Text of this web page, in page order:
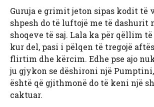
Guruja e grimit jeton sipas kodit të
shpesh do të luftojë me të dashurit
shoqeve të saj. Lala ka për qëllim
kur del, pasi i pëlqen të tregojë
flirtim dhe kërcim. Edhe pse ajo
ju gjykon se dëshironi një
është që gjithmonë do të keni një
caktuar.